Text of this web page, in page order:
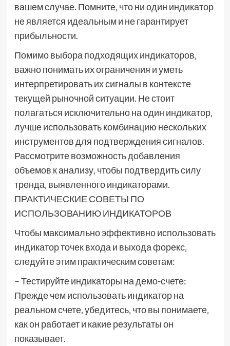
вашем случае. Помните‚ что ни один индикатор
не является идеальным и не гарантирует
прибыльности.
Помимо выбора подходящих индикаторов‚
важно понимать их ограничения и уметь
интерпретировать их сигналы в контексте
текущей рыночной ситуации. Не стоит
полагаться исключительно на один индикатор‚
лучше использовать комбинацию нескольких
инструментов для подтверждения сигналов.
Рассмотрите возможность добавления
объемов к анализу‚ чтобы подтвердить силу
тренда‚ выявленного индикаторами.
ПРАКТИЧЕСКИЕ СОВЕТЫ ПО
ИСПОЛЬЗОВАНИЮ ИНДИКАТОРОВ
Чтобы максимально эффективно использовать
индикатор точек входа и выхода форекс‚
следуйте этим практическим советам:
– Тестируйте индикаторы на демо-счете:
Прежде чем использовать индикатор на
реальном счете‚ убедитесь‚ что вы понимаете‚
как он работает и какие результаты он
показывает.